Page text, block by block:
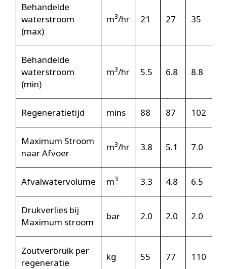
Behandelde
waterstroom
(max)
m3/hr 21 27 35
Behandelde
waterstroom
(min)
m3/hr 5.5 6.8 8.8
Regeneratietijd mins 88 87 102
Maximum Stroom
naar Afvoer
m3/hr 3.8 5.1 7.0
Afvalwatervolume m3 3.3 4.8 6.5
Drukverlies bij
Maximum stroom
bar 2.0 2.0 2.0
Zoutverbruik per
regeneratie
kg 55 77 110